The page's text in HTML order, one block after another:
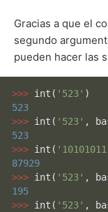
Gracias a que el
segundo
pueden hacer las
>>> int ( '523'
523
>>> int ( '523' ,
523
>>> int (
87929
>>> int ( '523' ,
195
>>> int ( '523' ,